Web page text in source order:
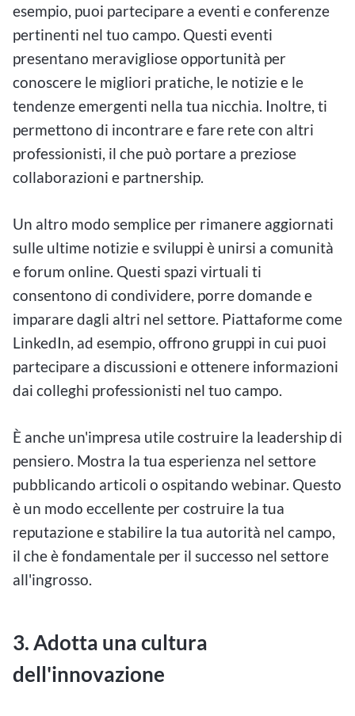
esempio, puoi partecipare a eventi e conferenze
pertinenti nel tuo campo. Questi eventi
presentano meravigliose opportunità per
conoscere le migliori pratiche, le notizie e le
tendenze emergenti nella tua nicchia. Inoltre, ti
permettono di incontrare e fare rete con altri
professionisti, il che può portare a preziose
collaborazioni e partnership.
Un altro modo semplice per rimanere aggiornati
sulle ultime notizie e sviluppi è unirsi a comunità
e forum online. Questi spazi virtuali ti
consentono di condividere, porre domande e
imparare dagli altri nel settore. Piattaforme come
LinkedIn, ad esempio, offrono gruppi in cui puoi
partecipare a discussioni e ottenere informazioni
dai colleghi professionisti nel tuo campo.
È anche un'impresa utile costruire la leadership di
pensiero. Mostra la tua esperienza nel settore
pubblicando articoli o ospitando webinar. Questo
è un modo eccellente per costruire la tua
reputazione e stabilire la tua autorità nel campo,
il che è fondamentale per il successo nel settore
all'ingrosso.
3. Adotta una cultura
dell'innovazione